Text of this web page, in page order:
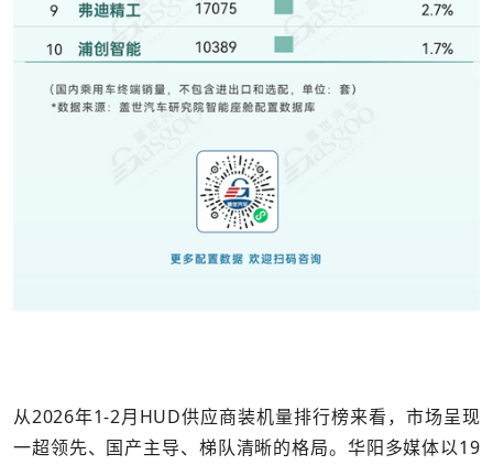
从2026年1-2月HUD供应商装机量排行榜来看，市场呈现
一超领先、国产主导、梯队清晰的格局。华阳多媒体以19